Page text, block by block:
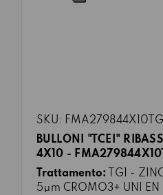
SKU:
BULLONI "TCEI"
4X10 -
Trattamento: TG1 -
5μm CROMO3+ UNI